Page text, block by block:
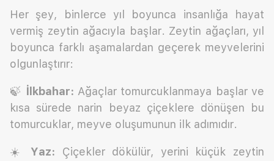
Her şey, binlerce yıl boyunca insanlığa hayat
vermiş zeytin ağacıyla başlar. Zeytin ağaçları, yıl
boyunca farklı aşamalardan geçerek meyvelerini
olgunlaştırır:
🍃 İlkbahar: Ağaçlar tomurcuklanmaya başlar ve
kısa sürede narin beyaz çiçeklere dönüşen bu
tomurcuklar, meyve oluşumunun ilk adımıdır.
☀️ Yaz: Çiçekler dökülür, yerini küçük zeytin